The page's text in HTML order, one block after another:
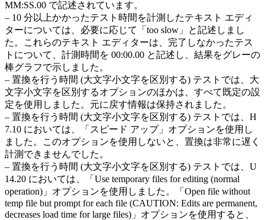
MM:SS.00 で記述されています。
– 10 分以上かかったテスト時間を計測したテキスト エディ
ターについては、必要に応じて「too slow」と記述しまし
た。これらのテキスト エディターは、完了しなかったテス
トについて、計測時間を 00:00.00 と記述し、結果をグレーの
棒グラフで示しました。
– 置換を行う時間 (大文字小文字を区別する) テストでは、大
文字小文字を区別するオプションのほかは、すべて既定の設
定を使用しました。元に戻す情報は保持されました。
– 置換を行う時間 (大文字小文字を区別する) テストでは、H
7.10 においては、「スピード アップ」オプションを使用し
ました。このオプションを使用しないと、置換は非常に遅く
計測できませんでした。
– 置換を行う時間 (大文字小文字を区別する) テストでは、U
14.20 においては、「Use temporary files for editing (normal
operation)」オプションを使用しました。「Open file without
temp file but prompt for each file (CAUTION: Edits are permanent,
decreases load time for large files)」オプションを使用すると、